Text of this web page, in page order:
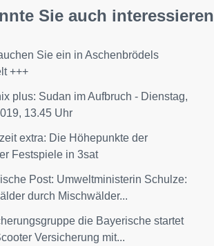
Sie auch interessieren
Sie ein in Aschenbrödels
+++
plus: Sudan im Aufbruch - Dienstag,
13.45 Uhr
extra: Die Höhepunkte der
Festspiele in 3sat
Post: Umweltministerin Schulze:
durch Mischwälder...
die Bayerische startet
Versicherung mit...